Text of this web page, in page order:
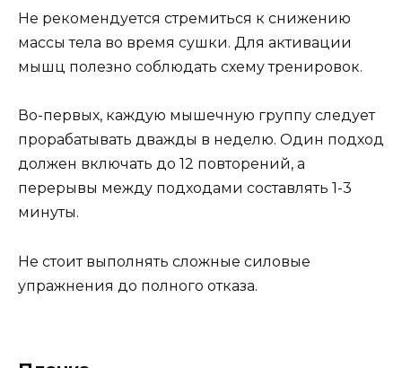
Не рекомендуется стремиться к снижению
массы тела во время сушки. Для активации
мышц полезно соблюдать схему тренировок.
Во-первых, каждую мышечную группу следует
прорабатывать дважды в неделю. Один подход
должен включать до 12 повторений, а
перерывы между подходами составлять 1-3
минуты.
Не стоит выполнять сложные силовые
упражнения до полного отказа.